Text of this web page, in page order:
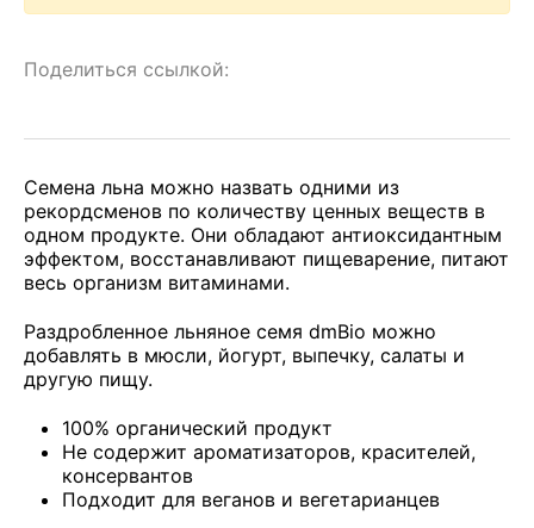
Поделиться ссылкой:
Семена льна можно назвать одними из
рекордсменов по количеству ценных веществ в
одном продукте. Они обладают антиоксидантным
эффектом, восстанавливают пищеварение, питают
весь организм витаминами.
Раздробленное льняное семя dmBio можно
добавлять в мюсли, йогурт, выпечку, салаты и
другую пищу.
100% органический продукт
Не содержит ароматизаторов, красителей,
консервантов
Подходит для веганов и вегетарианцев